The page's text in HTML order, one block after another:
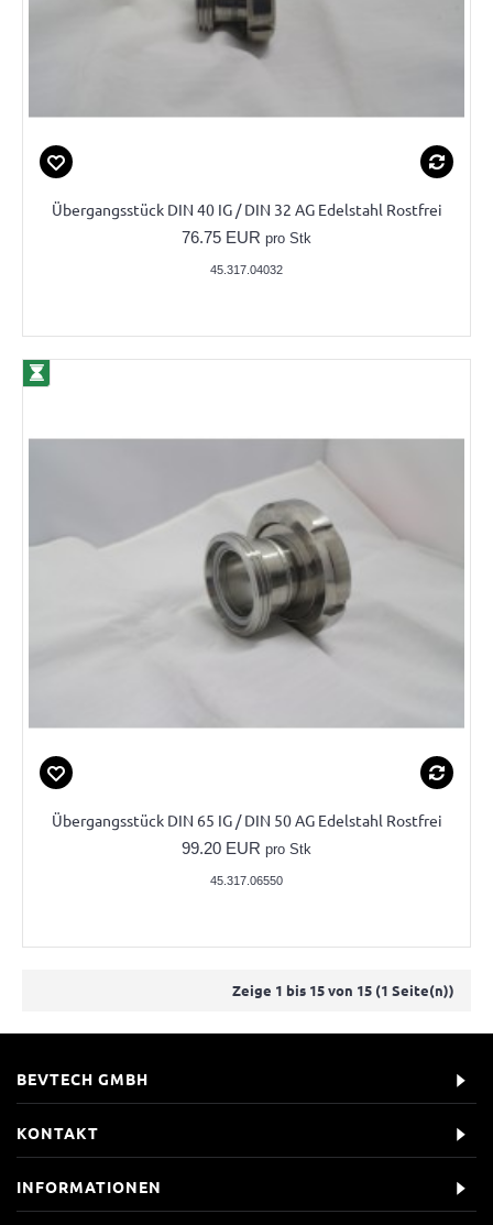
Übergangsstück DIN 40 IG / DIN 32 AG Edelstahl Rostfrei
76.75 EUR pro Stk
45.317.04032
Übergangsstück DIN 65 IG / DIN 50 AG Edelstahl Rostfrei
99.20 EUR pro Stk
45.317.06550
Zeige 1 bis 15 von 15 (1 Seite(n))
BEVTECH GMBH
KONTAKT
INFORMATIONEN